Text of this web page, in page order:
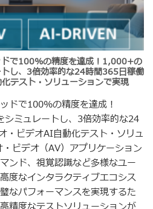
ドで100%の精度を達成！1,000+の
し、3倍効率的な24時間365日稼働
テスト・ソリューションで実現
ドで100%の精度を達成！
ミュレートし、3倍効率的な24
・ビデオAI自動化テスト・ソリュ
ビデオ（AV）アプリケーション
ンド、視覚認識など多様なユー
度なインタラクティブエコシス
なパフォーマンスを実現するた